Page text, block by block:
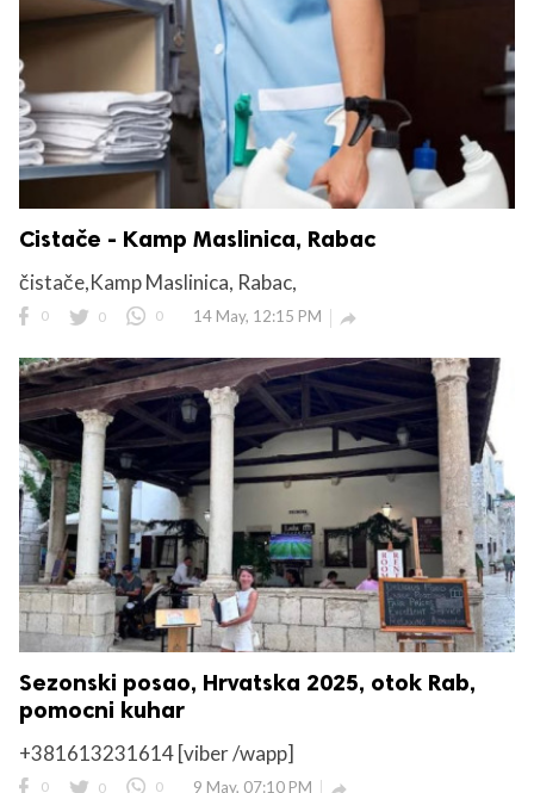
Cistače - Kamp Maslinica, Rabac
čistače,Kamp Maslinica, Rabac,
0 0 0 14 May, 12:15 PM 
Sezonski posao, Hrvatska 2025, otok Rab,
pomocni kuhar
+381613231614 [viber /wapp]
0 0 0 9 May, 07:10 PM